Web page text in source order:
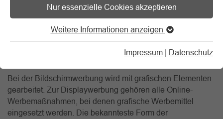
Nur essenzielle Cookies akzeptieren
Weitere Informationen anzeigen
Impressum | Datenschutz
Displaywerbung (auch Bildschirmwerbung oder Display-
Advertising,) ist Werbung auf Bildschirmen, die zur
Darstellung von Onlineinhalten genutzt werden. Was in
Printmedien die klassische Anzeige ist, ist in Onlinemedien
Bei der Bildschirmwerbung wird mit grafischen Elementen
gearbeitet. Zur Displaywerbung gehören alle Online-
Werbemaßnahmen, bei denen grafische Werbemittel
eingesetzt werden. Die bekannteste Form der